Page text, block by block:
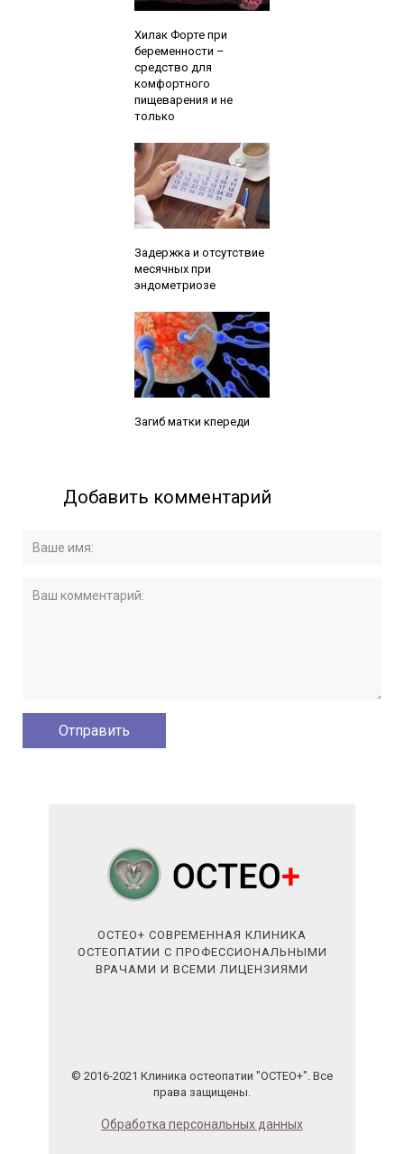
Хилак Форте при
беременности –
средство для
комфортного
пищеварения и не
только
Задержка и отсутствие
месячных при
эндометриозе
Загиб матки кпереди
Добавить комментарий
ОСТЕО+ СОВРЕМЕННАЯ КЛИНИКА
ОСТЕОПАТИИ С ПРОФЕССИОНАЛЬНЫМИ
ВРАЧАМИ И ВСЕМИ ЛИЦЕНЗИЯМИ
© 2016-2021 Клиника остеопатии "ОСТЕО+". Все
права защищены.
Обработка персональных данных